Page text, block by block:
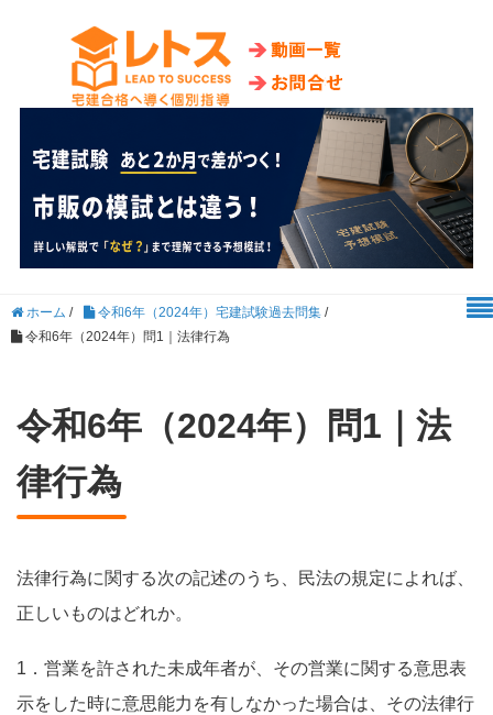
ホーム / 令和6年（2024年）宅建試験過去問集 /
令和6年（2024年）問1｜法律行為
令和6年（2024年）問1｜法
律行為
法律行為に関する次の記述のうち、民法の規定によれば、
正しいものはどれか。
1．営業を許された未成年者が、その営業に関する意思表
示をした時に意思能力を有しなかった場合は、その法律行